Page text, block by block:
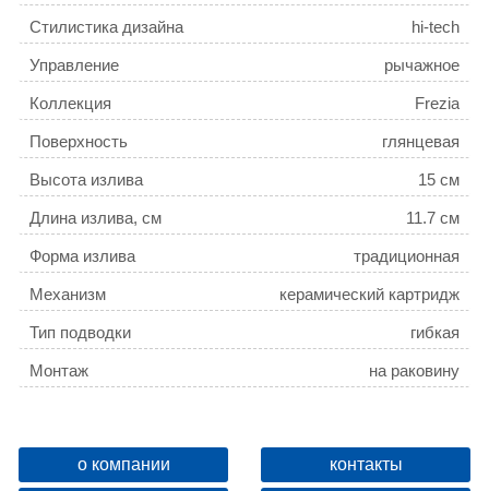
Стилистика дизайна hi-tech
Управление рычажное
Коллекция Frezia
Поверхность глянцевая
Высота излива 15 см
Длина излива, см 11.7 см
Форма излива традиционная
Механизм керамический картридж
Тип подводки гибкая
Монтаж на раковину
Отверстия для монтажа 1 отверстие
Ширина, см 11.7
о компании контакты